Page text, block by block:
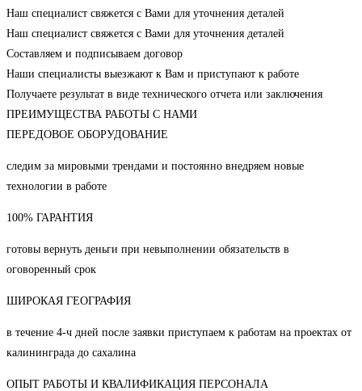
Наш специалист свяжется с Вами для уточнения деталей
Наш специалист свяжется с Вами для уточнения деталей
Составляем и подписываем договор
Наши специалисты выезжают к Вам и приступают к работе
Получаете результат в виде технического отчета или заключения
ПРЕИМУЩЕСТВА РАБОТЫ С НАМИ
ПЕРЕДОВОЕ ОБОРУДОВАНИЕ
следим за мировыми трендами и постоянно внедряем новые
технологии в работе
100% ГАРАНТИЯ
готовы вернуть деньги при невыполнении обязательств в
оговоренный срок
ШИРОКАЯ ГЕОГРАФИЯ
в течение 4-ч дней после заявки приступаем к работам на проектах от
калининграда до сахалина
ОПЫТ РАБОТЫ И КВАЛИФИКАЦИЯ ПЕРСОНАЛА